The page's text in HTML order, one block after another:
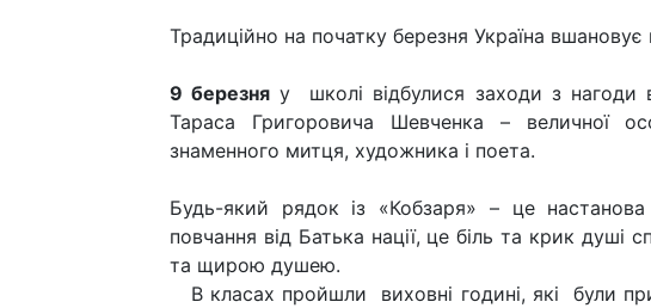
Традиційно на початку березня Україна
9 березня у школі відбулися заходи з нагоди
Тараса Григоровича Шевченка – величної
знаменного митця, художника і поета.
Будь-який рядок із «Кобзаря» – це
повчання від Батька нації, це біль та крик душі
та щирою душею.
В класах пройшли виховні годині, які були